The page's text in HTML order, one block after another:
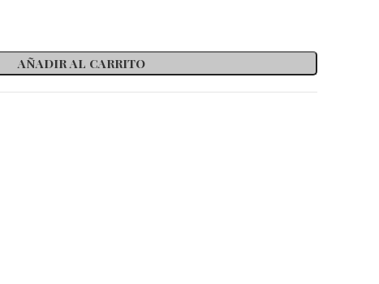
AÑADIR AL CARRITO